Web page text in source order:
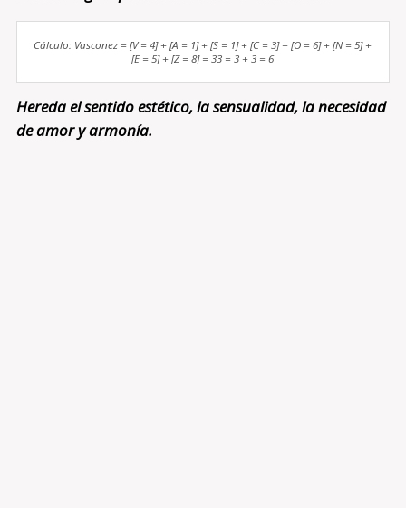
Cálculo: Vasconez = [V = 4] + [A = 1] + [S = 1] + [C = 3] + [O = 6] + [N = 5] +
[E = 5] + [Z = 8] = 33 = 3 + 3 = 6
Hereda el sentido estético, la sensualidad, la necesidad
de amor y armonía.